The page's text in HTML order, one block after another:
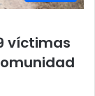
víctimas